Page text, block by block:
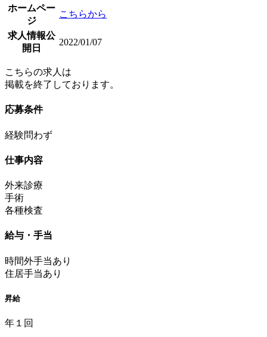
ホームペー
ジ
こちらから
求人情報公
開日
2022/01/07
こちらの求人は
掲載を終了しております。
応募条件
経験問わず
仕事内容
外来診療
手術
各種検査
給与・手当
時間外手当あり
住居手当あり
昇給
年１回